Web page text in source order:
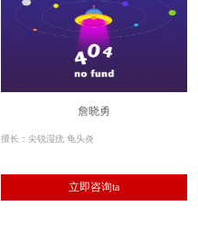
詹晓勇
擅长：尖锐湿疣 龟头炎
立即咨询ta